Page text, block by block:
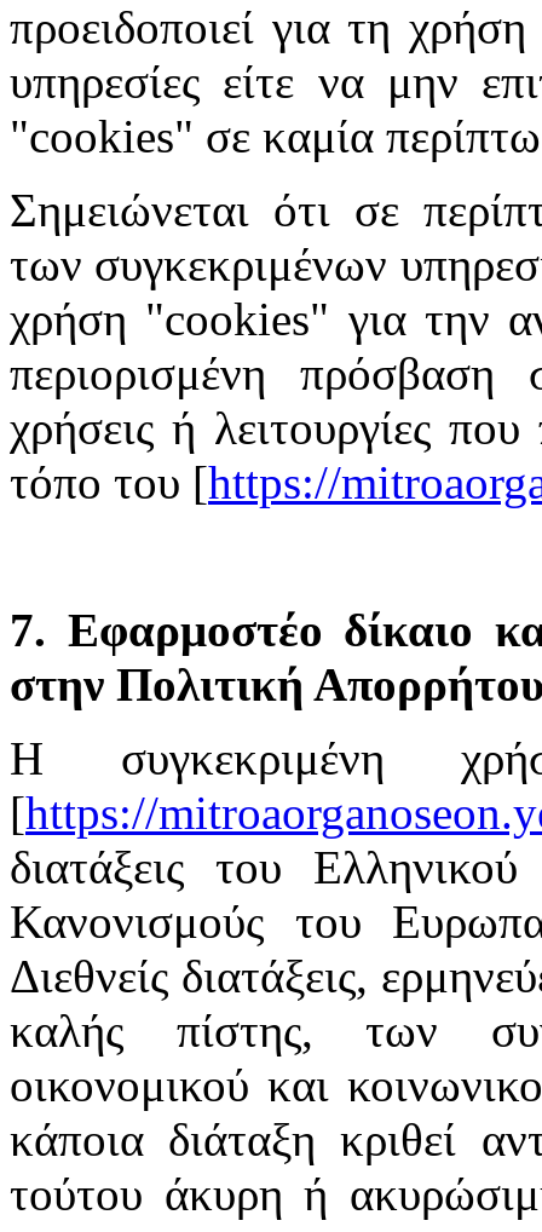
προειδοποιεί για τη
υπηρεσίες είτε να μην
"cookies" σε καμία
Σημειώνεται ότι σε
των συγκεκριμένων
χρήση "cookies" για την
περιορισμένη πρόσβαση
χρήσεις ή λειτουργίες
τόπο του [https://
7. Εφαρμοστέο δίκαιο
στην Πολιτική
Η συγκεκριμένη
[https://
διατάξεις του
Κανονισμούς του
Διεθνείς διατάξεις,
καλής πίστης, των
οικονομικού και
κάποια διάταξη κριθεί
τούτου άκυρη ή